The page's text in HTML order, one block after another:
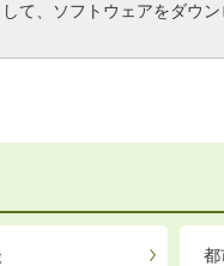
て、ソフトウェアをダウ
都